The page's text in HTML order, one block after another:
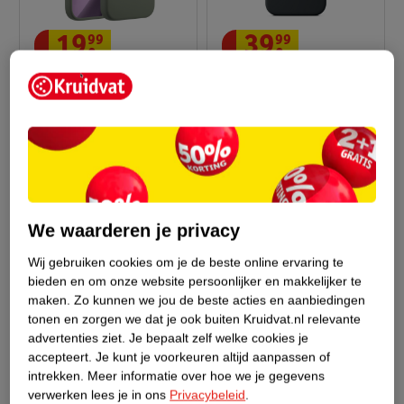
Backcover Met MagSafe
Voor Apple IPhone 17
Groen
Verkoop via partner
19.
99
Met MagSafe Voor
IPhone 17 Pro Max
Zwart
39.
99
We waarderen je privacy
Wij gebruiken cookies om je de beste online ervaring te
bieden en om onze website persoonlijker en makkelijker te
maken. Zo kunnen we jou de beste acties en aanbiedingen
tonen en zorgen we dat je ook buiten Kruidvat.nl relevante
advertenties ziet. Je bepaalt zelf welke cookies je
accepteert. Je kunt je voorkeuren altijd aanpassen of
intrekken. Meer informatie over hoe we je gegevens
verwerken lees je in ons Privacybeleid.